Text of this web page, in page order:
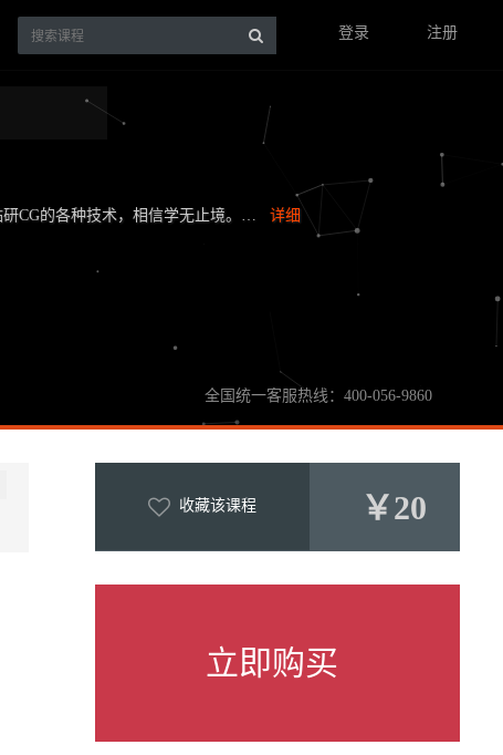
登录 注册
研CG的各种技术，相信学无止境。… 详细
全国统一客服热线：400-056-9860
收藏该课程 ￥20
立即购买